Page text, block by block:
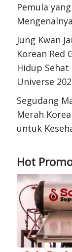
Pemula
Mengenalnya
Jung Kwan
Korean Red
Hidup Sehat
Universe
Segudang
Merah
untuk
Hot